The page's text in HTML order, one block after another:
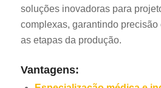
soluções inovadoras para
complexas, garantindo
as etapas da produção.
Vantagens: